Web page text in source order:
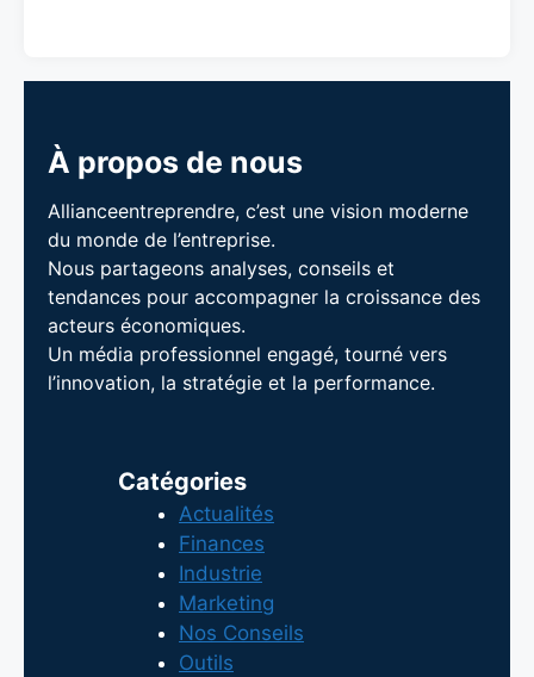
À propos de nous
Allianceentreprendre, c’est une vision moderne
du monde de l’entreprise.
Nous partageons analyses, conseils et
tendances pour accompagner la croissance des
acteurs économiques.
Un média professionnel engagé, tourné vers
l’innovation, la stratégie et la performance.
Catégories
Actualités
Finances
Industrie
Marketing
Nos Conseils
Outils